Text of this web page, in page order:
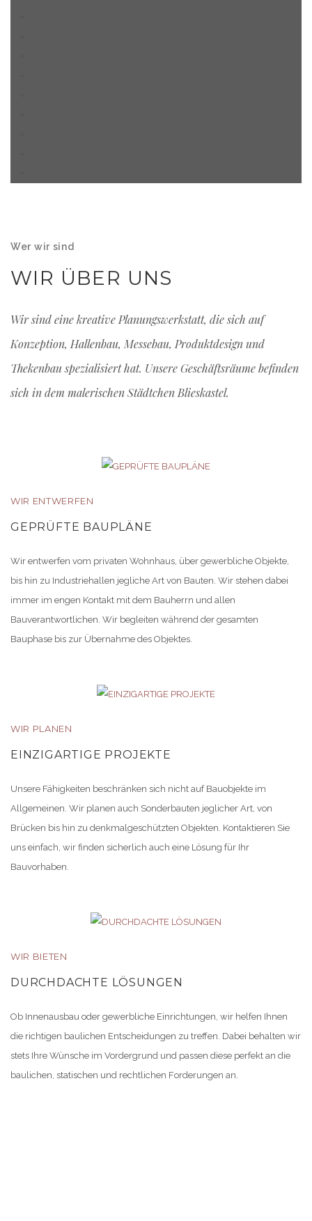
Wer wir sind
WIR ÜBER UNS
Wir sind eine kreative Planungswerkstatt, die sich auf
Konzeption, Hallenbau, Messebau, Produktdesign und
Thekenbau spezialisiert hat. Unsere Geschäftsräume befinden
sich in dem malerischen Städtchen Blieskastel.
WIR ENTWERFEN
GEPRÜFTE BAUPLÄNE
Wir entwerfen vom privaten Wohnhaus, über gewerbliche Objekte,
bis hin zu Industriehallen jegliche Art von Bauten. Wir stehen dabei
immer im engen Kontakt mit dem Bauherrn und allen
Bauverantwortlichen. Wir begleiten während der gesamten
Bauphase bis zur Übernahme des Objektes.
WIR PLANEN
EINZIGARTIGE PROJEKTE
Unsere Fähigkeiten beschränken sich nicht auf Bauobjekte im
Allgemeinen. Wir planen auch Sonderbauten jeglicher Art, von
Brücken bis hin zu denkmalgeschützten Objekten. Kontaktieren Sie
uns einfach, wir finden sicherlich auch eine Lösung für Ihr
Bauvorhaben.
WIR BIETEN
DURCHDACHTE LÖSUNGEN
Ob Innenausbau oder gewerbliche Einrichtungen, wir helfen Ihnen
die richtigen baulichen Entscheidungen zu treffen. Dabei behalten wir
stets Ihre Wünsche im Vordergrund und passen diese perfekt an die
baulichen, statischen und rechtlichen Forderungen an.